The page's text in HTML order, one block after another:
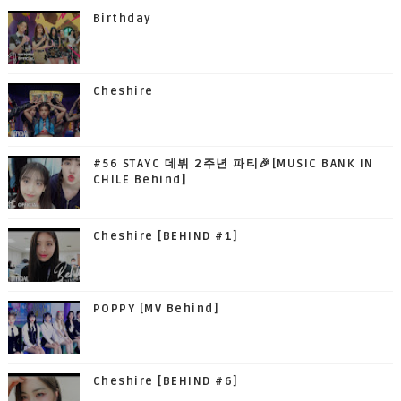
Birthday
Cheshire
#56 STAYC 데뷔 2주년 파티🎉[MUSIC BANK IN
CHILE Behind]
Cheshire [BEHIND #1]
POPPY [MV Behind]
Cheshire [BEHIND #6]